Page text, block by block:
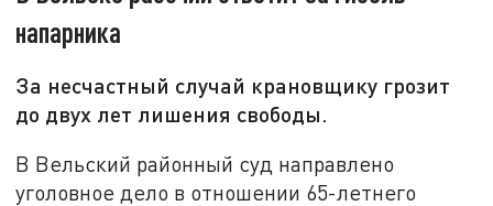
напарника
За несчастный случай крановщику грозит
до двух лет лишения свободы.
В Вельский районный суд направлено
уголовное дело в отношении 65-летнего